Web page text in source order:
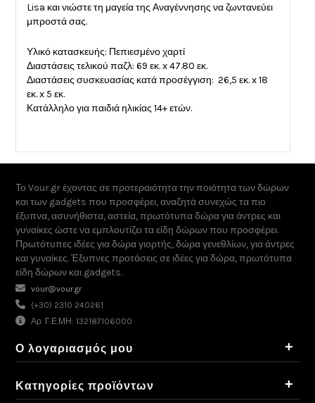
Lisa και νιώστε τη μαγεία της Αναγέννησης να ζωντανεύει
μπροστά σας.
Υλικό κατασκευής: Πεπιεσμένο χαρτί
Διαστάσεις τελικού παζλ: 69 εκ. x 47.80 εκ.
Διαστάσεις συσκευασίας κατά προσέγγιση: 26,5 εκ. x 18
εκ. x 5 εκ.
Κατάλληλο για παιδιά ηλικίας 14+ ετών.
Το Vour.gr έχοντας σε προτεραιότητα την ποιότητα των δώρων
και των gadgets που προσφέρει, αναζητά συνεχώς τα πιο
έξυπνα, ασυνήθιστα, αστεία, πρωτότυπα δώρα για άντρες και
γυναίκες ώστε να εμπλουτίζει τα είδη δώρων που προσφέρει.
Πρωτότυπες ιδέες για δώρα γιορτής, δώρα γενεθλίων, για άντρες
και γυναίκες. Έξυπνες προτάσεις σε ιδέες για δώρα, πρωτότυπα
είδη δώρων και gadgets.
vour@vour.gr
(+30) 2310 240261
Αρ. Γ.Ε.ΜΗ: 132187106000
Ο λογαριασμός μου +
Κατηγορίες προϊόντων +